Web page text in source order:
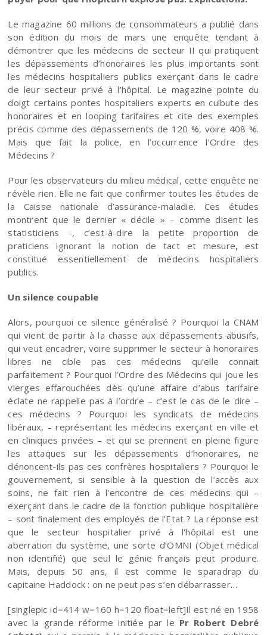
Le magazine 60 millions de consommateurs a publié dans
son édition du mois de mars une enquête tendant à
démontrer que les médecins de secteur II qui pratiquent
les dépassements d’honoraires les plus importants sont
les médecins hospitaliers publics exerçant dans le cadre
de leur secteur privé à l’hôpital. Le magazine pointe du
doigt certains pontes hospitaliers experts en culbute des
honoraires et en looping tarifaires et cite des exemples
précis comme des dépassements de 120 %, voire 408 %.
Mais que fait la police, en l’occurrence l’Ordre des
Médecins ?
Pour les observateurs du milieu médical, cette enquête ne
révèle rien. Elle ne fait que confirmer toutes les études de
la Caisse nationale d’assurance-maladie. Ces études
montrent que le dernier « décile » – comme disent les
statisticiens -, c’est-à-dire la petite proportion de
praticiens ignorant la notion de tact et mesure, est
constitué essentiellement de médecins hospitaliers
publics.
Un silence coupable
Alors, pourquoi ce silence généralisé ? Pourquoi la CNAM
qui vient de partir à la chasse aux dépassements abusifs,
qui veut encadrer, voire supprimer le secteur à honoraires
libres ne cible pas ces médecins qu’elle connait
parfaitement ? Pourquoi l’Ordre des Médecins qui joue les
vierges effarouchées dès qu’une affaire d’abus tarifaire
éclate ne rappelle pas à l’ordre – c’est le cas de le dire –
ces médecins ? Pourquoi les syndicats de médecins
libéraux, – représentant les médecins exerçant en ville et
en cliniques privées – et qui se prennent en pleine figure
les attaques sur les dépassements d’honoraires, ne
dénoncent-ils pas ces confrères hospitaliers ? Pourquoi le
gouvernement, si sensible à la question de l’accès aux
soins, ne fait rien à l’encontre de ces médecins qui –
exerçant dans le cadre de la fonction publique hospitalière
– sont finalement des employés de l’Etat ? La réponse est
que le secteur hospitalier privé à l’hôpital est une
aberration du système, une sorte d’OMNI (Objet médical
non identifié) que seul le génie français peut produire.
Mais, depuis 50 ans, il est comme le sparadrap du
capitaine Haddock : on ne peut pas s’en débarrasser…
[singlepic id=414 w=160 h=120 float=left]Il est né en 1958
avec la grande réforme initiée par le Pr Robert Debré